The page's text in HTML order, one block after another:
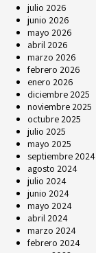
julio 2026
junio 2026
mayo 2026
abril 2026
marzo 2026
febrero 2026
enero 2026
diciembre 2025
noviembre 2025
octubre 2025
julio 2025
mayo 2025
septiembre 2024
agosto 2024
julio 2024
junio 2024
mayo 2024
abril 2024
marzo 2024
febrero 2024